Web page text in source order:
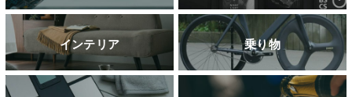
インテリア 乗り物